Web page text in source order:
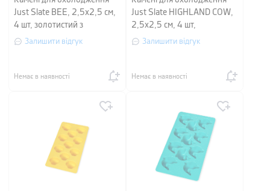
Just Slate BEE, 2,5х2,5 см,
4 шт, золотистий з
малюнком
Залишити відгук
Немає в наявності
Just Slate HIGHLAND COW,
2,5х2,5 см, 4 шт,
сріблястий з малюнком
Залишити відгук
Немає в наявності